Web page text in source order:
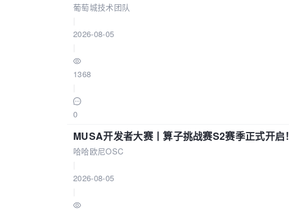
葡萄城技术团队
2026-08-05
1368
0
MUSA开发者大赛丨算子挑战赛S2赛季正式开启！
哈哈欧尼OSC
2026-08-05